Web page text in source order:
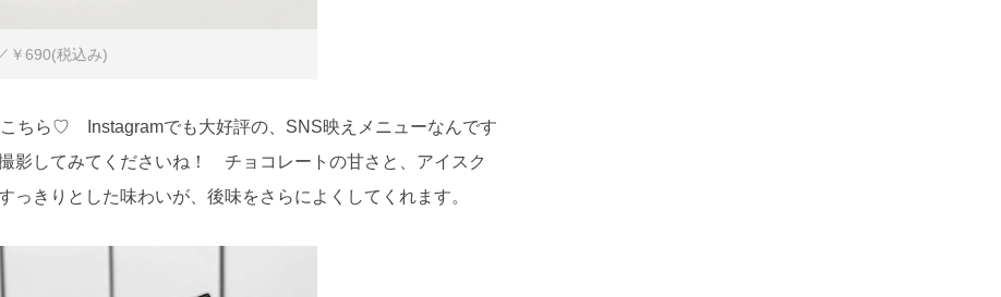
￥690(税込み)
ちら♡ Instagramでも大好評の、SNS映えメニューなんです
してみてくださいね！ チョコレートの甘さと、アイスク
っきりとした味わいが、後味をさらによくしてくれます。